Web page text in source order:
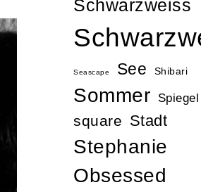
Schwarzweiss
Seascape See Shibari
Sommer Spiegel
square Stadt
Stephanie
Obsessed